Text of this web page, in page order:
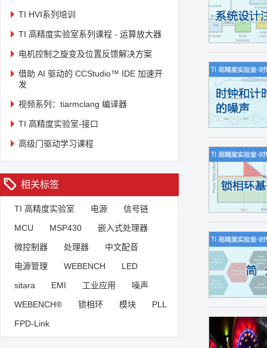
TI HVI系列培训
TI 高精度实验室系列课程 - 运算放大器
电机控制之旋变及位置反馈解决方案
借助 AI 驱动的 CCStudio™ IDE 加速开
发
视频系列：tiarmclang 编译器
TI 高精度实验室-接口
高级门驱动学习课程
相关标签
TI 高精度实验室 电源
信号链
MCU
MSP430
嵌入式处理器
微控制器
处理器
中文配音
电源管理
WEBENCH
LED
sitara
EMI 工业应用
噪声
WEBENCH®
锁相环 模块
PLL
FPD-Link